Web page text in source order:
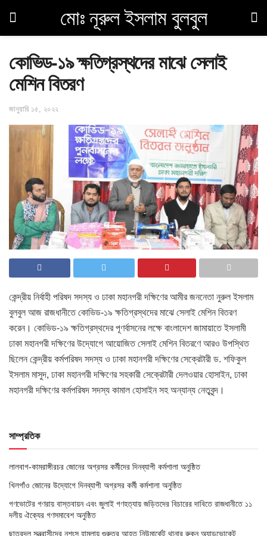
মোঃ নূরুল ইসলাম বুলবুল
কোভিড-১৯ ক্ষতিগ্রস্থদের মাঝে সেলাই
মেশিন বিতরণ
জানুয়ারি ১৫, ২০২২
কেন্দ্রীয় নির্বাহী পরিষদ সদস্য ও ঢাকা মহানগরী দক্ষিণের আমীর জননেতা নুরুল ইসলাম
বুলবুল আজ রাজধানীতে কোভিড-১৯ ক্ষতিগ্রস্থদের মাঝে সেলাই মেশিন বিতরণ
করেন। কোভিড-১৯ ক্ষতিগ্রস্থদের পূণর্বাসনের লক্ষে বাংলাদেশ জামায়াতে ইসলামী
ঢাকা মহানগরী দক্ষিণের উদ্যোগে আয়োজিত সেলাই মেশিন বিতরণে আরও উপস্থিত
ছিলেন কেন্দ্রীয় কর্মপরিষদ সদস্য ও ঢাকা মহানগরী দক্ষিণের সেক্রেটারী ড. শফিকুল
ইসলাম মাসুদ, ঢাকা মহানগরী দক্ষিণের সহকারী সেক্রেটারী দেলওয়ার হোসাইন, ঢাকা
মহানগরী দক্ষিণের কর্মপরিষদ সদস্য কামাল হোসাইন সহ অন্যান্য নেতৃবৃন্দ।
সাম্প্রতিক
লালবাগ-কামরাঙ্গীরচর জোনের অগ্রসর কর্মীদের দিনব্যাপী কর্মশালা অনুষ্ঠিত
খিলগাঁও জোনের উদ্যোগে দিনব্যাপী অগ্রসর কর্মী কর্মশালা অনুষ্ঠিত
গণভোটের গণরায় বাস্তবায়ন এবং জুলাই গণহত্যায় জড়িতদের বিচারের দাবিতে রাজধানীতে ১১
দলীয় ঐক্যের গণসমাবেশ অনুষ্ঠিত
ছাত্রদল সন্ত্রাসীদের নৃশংস হামলায় গুরুতর আহত নিউমার্কেট থানার রুকন অ্যাডভোকেট